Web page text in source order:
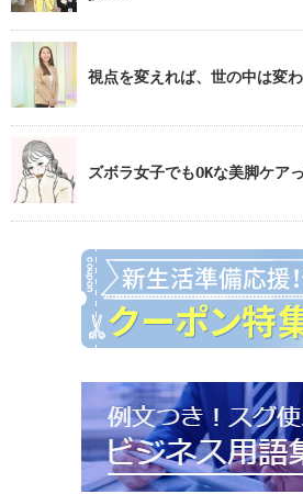
視点を変えれば、世の中は
ズボラ女子でもOKな美脚ケア